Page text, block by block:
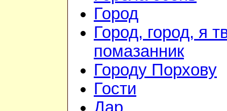
Город
Город, город, я
помазанник
Городу Порхову
Гости